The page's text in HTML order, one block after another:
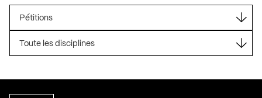
Pétitions
Toute les disciplines